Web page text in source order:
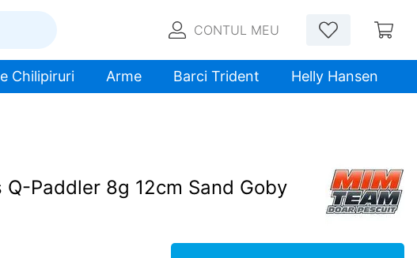
CONTUL MEU
Chilipiruri Arme Barci Trident Helly Hansen
Q-Paddler 8g 12cm Sand Goby